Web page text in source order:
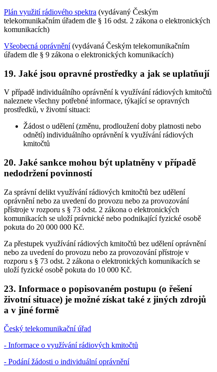
Plán využití rádiového spektra (vydávaný Českým
telekomunikačním úřadem dle § 16 odst. 2 zákona o elektronických
komunikacích)
Všeobecná oprávnění(vydávaná Českým telekomunikačním
úřadem dle § 9 zákona o elektronických komunikacích)
19. Jaké jsou opravné prostředky a jak se uplatňují
V případě individuálního oprávnění k využívání rádiových kmitočtů
naleznete všechny potřebné informace, týkající se opravných
prostředků, v životní situaci:
Žádost o udělení (změnu, prodloužení doby platnosti nebo
odnětí) individuálního oprávnění k využívání rádiových
kmitočtů
20. Jaké sankce mohou být uplatněny v případě
nedodržení povinností
Za správní delikt využívání rádiových kmitočtů bez udělení
oprávnění nebo za uvedení do provozu nebo za provozování
přístroje v rozporu s § 73 odst. 2 zákona o elektronických
komunikacích se uloží právnické nebo podnikající fyzické osobě
pokuta do 20 000 000 Kč.
Za přestupek využívání rádiových kmitočtů bez udělení oprávnění
nebo za uvedení do provozu nebo za provozování přístroje v
rozporu s § 73 odst. 2 zákona o elektronických komunikacích se
uloží fyzické osobě pokuta do 10 000 Kč.
23. Informace o popisovaném postupu (o řešení
životní situace) je možné získat také z jiných zdrojů
a v jiné formě
Český telekomunikační úřad
- Informace o využívání rádiových kmitočtů
- Podání žádosti o individuální oprávnění